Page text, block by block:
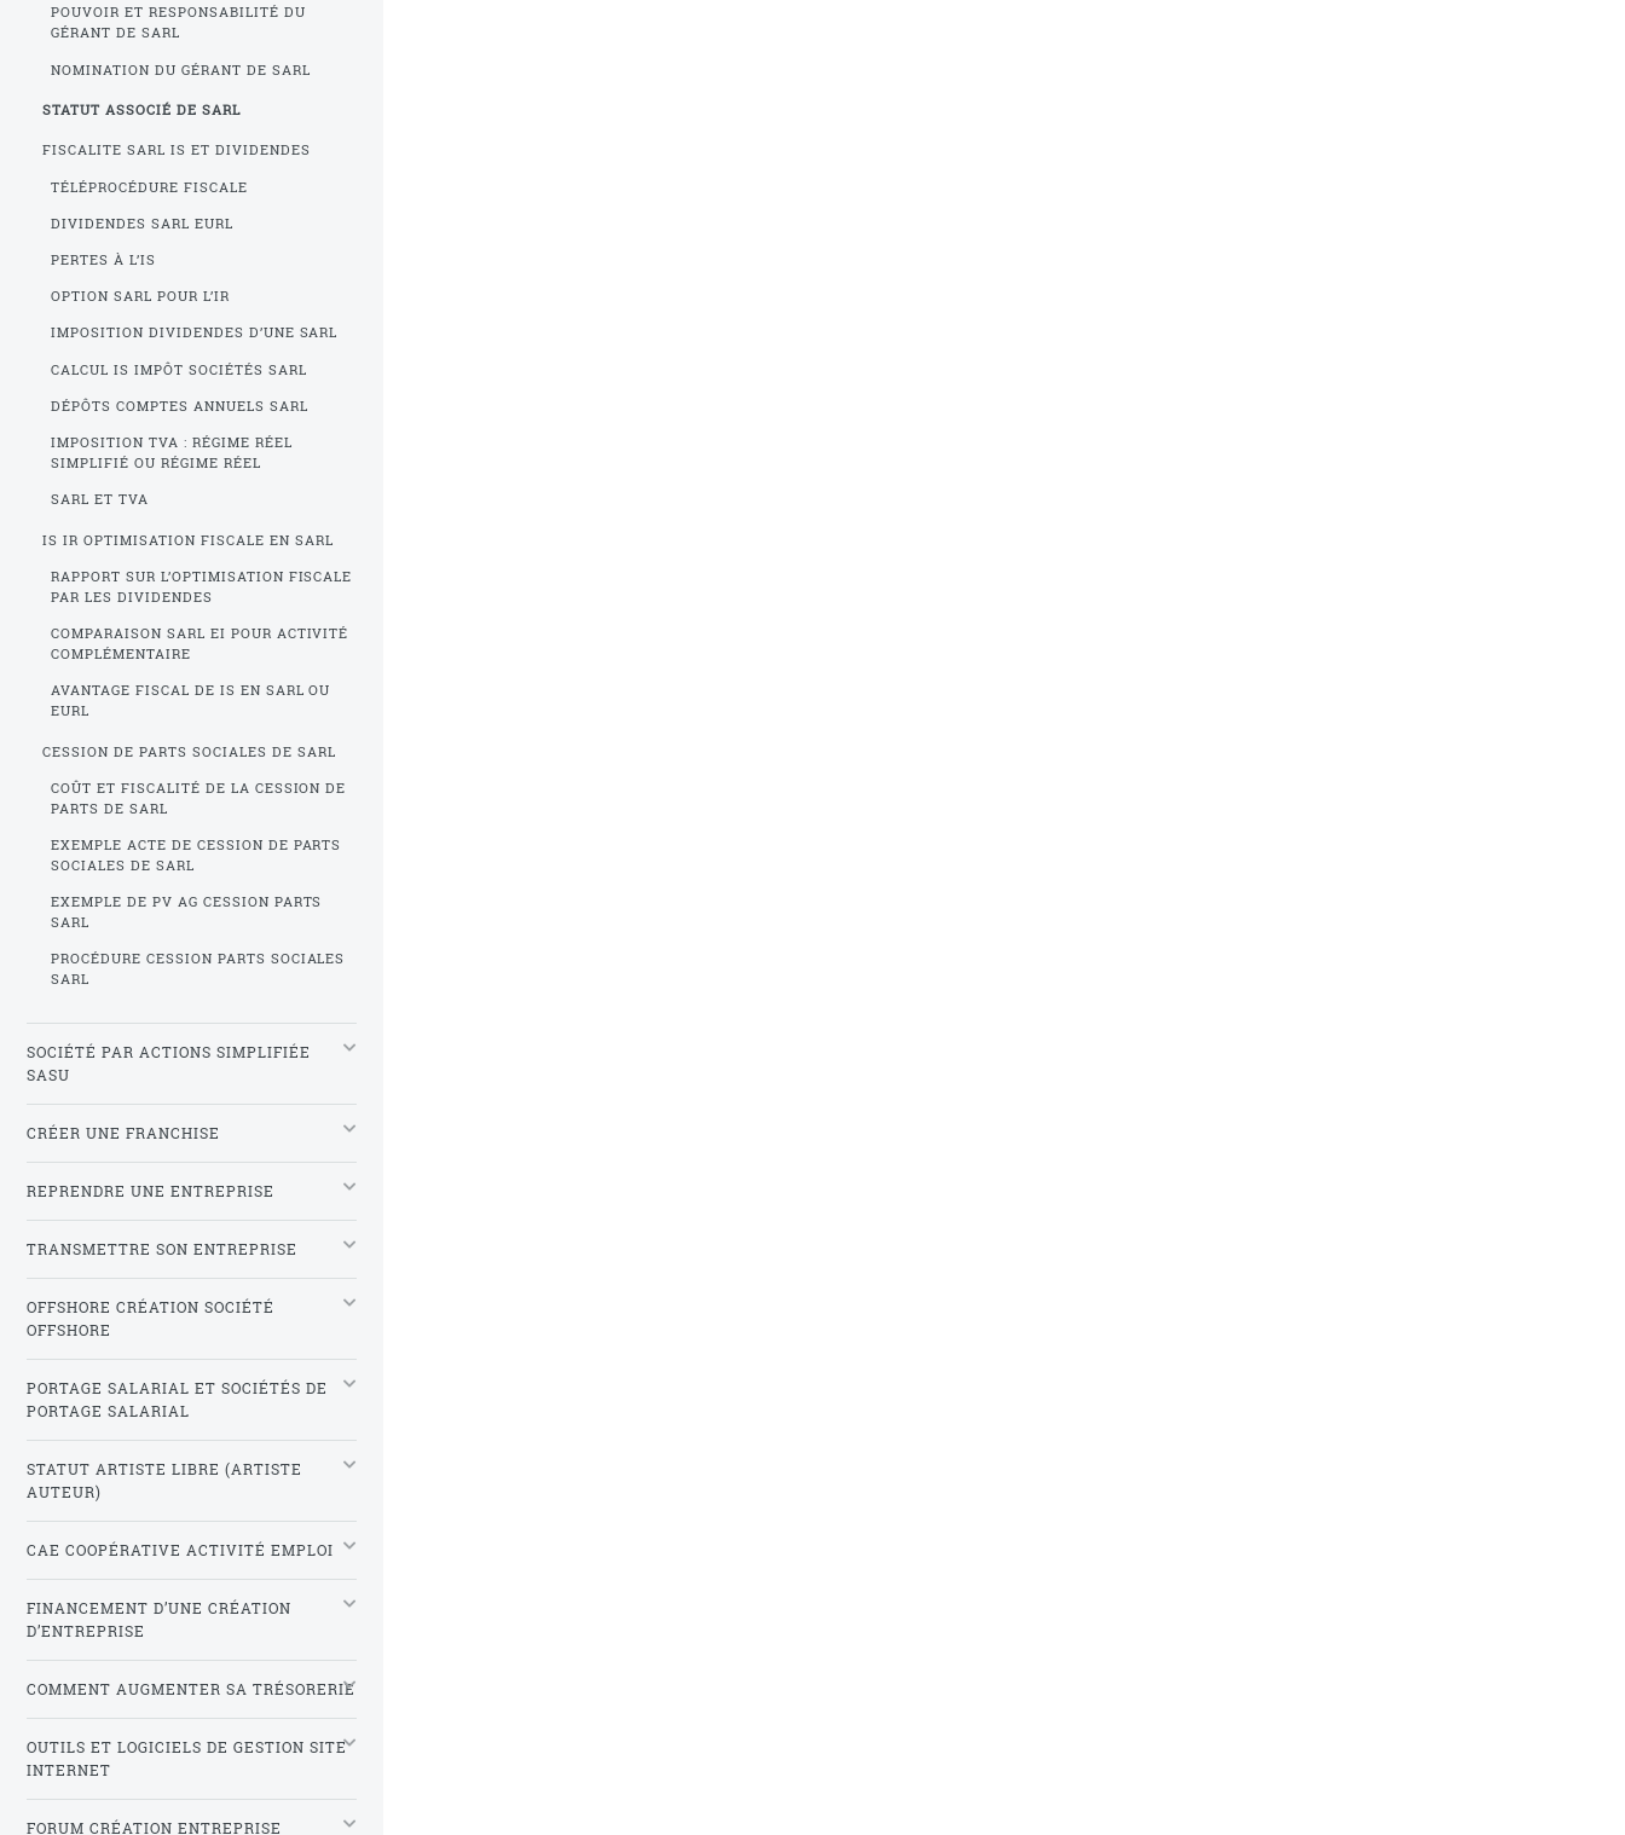
POUVOIR ET RESPONSABILITÉ DU
GÉRANT DE SARL
NOMINATION DU GÉRANT DE SARL
STATUT ASSOCIÉ DE SARL
FISCALITE SARL IS ET DIVIDENDES
TÉLÉPROCÉDURE FISCALE
DIVIDENDES SARL EURL
PERTES À L’IS
OPTION SARL POUR L’IR
IMPOSITION DIVIDENDES D’UNE SARL
CALCUL IS IMPÔT SOCIÉTÉS SARL
DÉPÔTS COMPTES ANNUELS SARL
IMPOSITION TVA : RÉGIME RÉEL
SIMPLIFIÉ OU RÉGIME RÉEL
SARL ET TVA
IS IR OPTIMISATION FISCALE EN SARL
RAPPORT SUR L’OPTIMISATION FISCALE
PAR LES DIVIDENDES
COMPARAISON SARL EI POUR ACTIVITÉ
COMPLÉMENTAIRE
AVANTAGE FISCAL DE IS EN SARL OU
EURL
CESSION DE PARTS SOCIALES DE SARL
COÛT ET FISCALITÉ DE LA CESSION DE
PARTS DE SARL
EXEMPLE ACTE DE CESSION DE PARTS
SOCIALES DE SARL
EXEMPLE DE PV AG CESSION PARTS
SARL
PROCÉDURE CESSION PARTS SOCIALES
SARL
SOCIÉTÉ PAR ACTIONS SIMPLIFIÉE
SASU
CRÉER UNE FRANCHISE
REPRENDRE UNE ENTREPRISE
TRANSMETTRE SON ENTREPRISE
OFFSHORE CRÉATION SOCIÉTÉ
OFFSHORE
PORTAGE SALARIAL ET SOCIÉTÉS DE
PORTAGE SALARIAL
STATUT ARTISTE LIBRE (ARTISTE
AUTEUR)
CAE COOPÉRATIVE ACTIVITÉ EMPLOI
FINANCEMENT D’UNE CRÉATION
D’ENTREPRISE
COMMENT AUGMENTER SA TRÉSORERIE
OUTILS ET LOGICIELS DE GESTION SITE
INTERNET
FORUM CRÉATION ENTREPRISE